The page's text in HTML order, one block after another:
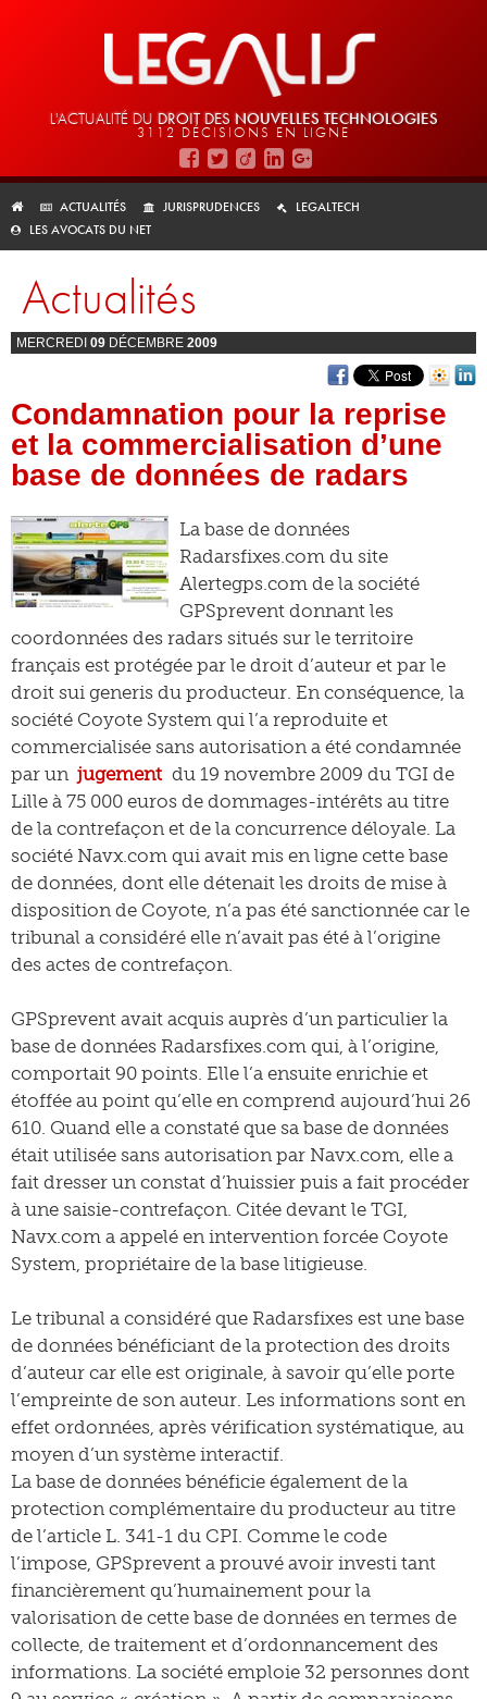
L'ACTUALITÉ DU DROIT DES NOUVELLES TECHNOLOGIES
3112 DÉCISIONS EN LIGNE
ACTUALITÉS JURISPRUDENCES
LEGALTECH
LES AVOCATS DU NET
Actualités
MERCREDI 09 DÉCEMBRE 2009
Condamnation pour la reprise
et la commercialisation d’une
base de données de radars
La base de données
Radarsfixes.com du site
Alertegps.com de la société
GPSprevent donnant les
coordonnées des radars situés sur le territoire
français est protégée par le droit d’auteur et par le
droit sui generis du producteur. En conséquence, la
société Coyote System qui l’a reproduite et
commercialisée sans autorisation a été condamnée
par un jugement du 19 novembre 2009 du TGI de
Lille à 75 000 euros de dommages-intérêts au titre
de la contrefaçon et de la concurrence déloyale. La
société Navx.com qui avait mis en ligne cette base
de données, dont elle détenait les droits de mise à
disposition de Coyote, n’a pas été sanctionnée car le
tribunal a considéré elle n’avait pas été à l’origine
des actes de contrefaçon.
GPSprevent avait acquis auprès d’un particulier la
base de données Radarsfixes.com qui, à l’origine,
comportait 90 points. Elle l’a ensuite enrichie et
étoffée au point qu’elle en comprend aujourd’hui 26
610. Quand elle a constaté que sa base de données
était utilisée sans autorisation par Navx.com, elle a
fait dresser un constat d’huissier puis a fait procéder
à une saisie-contrefaçon. Citée devant le TGI,
Navx.com a appelé en intervention forcée Coyote
System, propriétaire de la base litigieuse.
Le tribunal a considéré que Radarsfixes est une base
de données bénéficiant de la protection des droits
d’auteur car elle est originale, à savoir qu’elle porte
l’empreinte de son auteur. Les informations sont en
effet ordonnées, après vérification systématique, au
moyen d’un système interactif.
La base de données bénéficie également de la
protection complémentaire du producteur au titre
de l’article L. 341-1 du CPI. Comme le code
l’impose, GPSprevent a prouvé avoir investi tant
financièrement qu’humainement pour la
valorisation de cette base de données en termes de
collecte, de traitement et d’ordonnancement des
informations. La société emploie 32 personnes dont